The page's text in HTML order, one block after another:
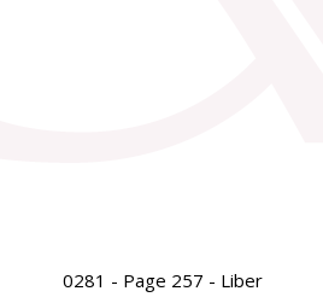
0281 - Page 257 - Liber